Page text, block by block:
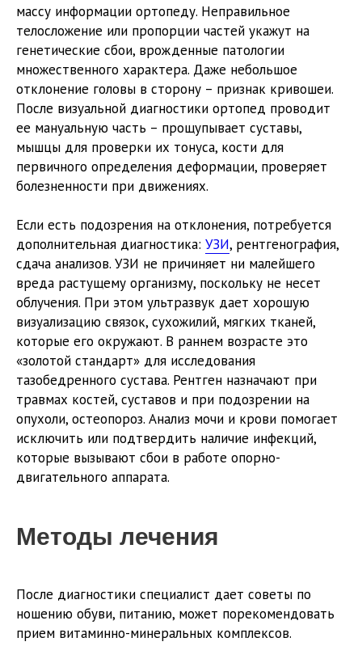
массу информации ортопеду. Неправильное
телосложение или пропорции частей укажут на
генетические сбои, врожденные патологии
множественного характера. Даже небольшое
отклонение головы в сторону – признак кривошеи.
После визуальной диагностики ортопед проводит
ее мануальную часть – прощупывает суставы,
мышцы для проверки их тонуса, кости для
первичного определения деформации, проверяет
болезненности при движениях.
Если есть подозрения на отклонения, потребуется
дополнительная диагностика: УЗИ, рентгенография,
сдача анализов. УЗИ не причиняет ни малейшего
вреда растущему организму, поскольку не несет
облучения. При этом ультразвук дает хорошую
визуализацию связок, сухожилий, мягких тканей,
которые его окружают. В раннем возрасте это
«золотой стандарт» для исследования
тазобедренного сустава. Рентген назначают при
травмах костей, суставов и при подозрении на
опухоли, остеопороз. Анализ мочи и крови помогает
исключить или подтвердить наличие инфекций,
которые вызывают сбои в работе опорно-
двигательного аппарата.
Методы лечения
После диагностики специалист дает советы по
ношению обуви, питанию, может порекомендовать
прием витаминно-минеральных комплексов.